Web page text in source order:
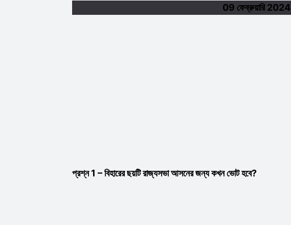
09 ফেব্রুয়ারি 2024
প্রশ্ন 1 – বিহারের ছয়টি রাজ্যসভা আসনের জন্য কখন ভোট হবে?